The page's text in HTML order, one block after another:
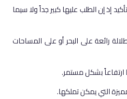
إذ إن الطلب عليها كبير جداً ولا سيما
رائعة على البحر أو على المساحات
ارتفاعاً بشكل مستمر.
التي يمكن تملكها.